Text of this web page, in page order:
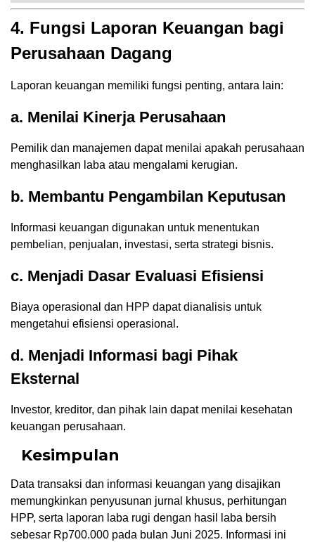
4. Fungsi Laporan Keuangan bagi
Perusahaan Dagang
Laporan keuangan memiliki fungsi penting, antara lain:
a. Menilai Kinerja Perusahaan
Pemilik dan manajemen dapat menilai apakah perusahaan
menghasilkan laba atau mengalami kerugian.
b. Membantu Pengambilan Keputusan
Informasi keuangan digunakan untuk menentukan
pembelian, penjualan, investasi, serta strategi bisnis.
c. Menjadi Dasar Evaluasi Efisiensi
Biaya operasional dan HPP dapat dianalisis untuk
mengetahui efisiensi operasional.
d. Menjadi Informasi bagi Pihak
Eksternal
Investor, kreditor, dan pihak lain dapat menilai kesehatan
keuangan perusahaan.
Kesimpulan
Data transaksi dan informasi keuangan yang disajikan
memungkinkan penyusunan jurnal khusus, perhitungan
HPP, serta laporan laba rugi dengan hasil laba bersih
sebesar Rp700.000 pada bulan Juni 2025. Informasi ini